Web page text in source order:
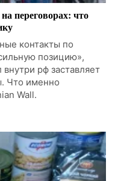
переговорах: что
контакты по
позицию»,
рф заставляет
Что именно
Wall.